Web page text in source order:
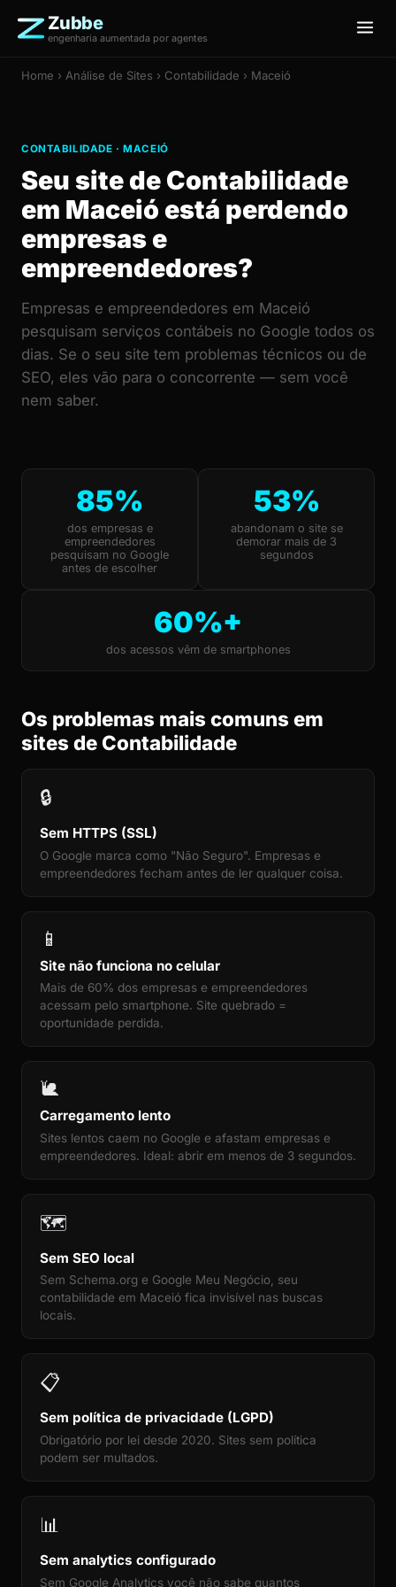
Zubbe
engenharia aumentada por agentes
Home › Análise de Sites › Contabilidade › Maceió
CONTABILIDADE · MACEIÓ
Seu site de Contabilidade
em Maceió está perdendo
empresas e
empreendedores?
Empresas e empreendedores em Maceió
pesquisam serviços contábeis no Google todos os
dias. Se o seu site tem problemas técnicos ou de
SEO, eles vão para o concorrente — sem você
nem saber.
85%
dos empresas e
empreendedores
pesquisam no Google
antes de escolher
53%
abandonam o site se
demorar mais de 3
segundos
60%+
dos acessos vêm de smartphones
Os problemas mais comuns em
sites de Contabilidade
🔒
Sem HTTPS (SSL)
O Google marca como "Não Seguro". Empresas e
empreendedores fecham antes de ler qualquer coisa.
📱
Site não funciona no celular
Mais de 60% dos empresas e empreendedores
acessam pelo smartphone. Site quebrado =
oportunidade perdida.
🐌
Carregamento lento
Sites lentos caem no Google e afastam empresas e
empreendedores. Ideal: abrir em menos de 3 segundos.
🗺️
Sem SEO local
Sem Schema.org e Google Meu Negócio, seu
contabilidade em Maceió fica invisível nas buscas
locais.
📋
Sem política de privacidade (LGPD)
Obrigatório por lei desde 2020. Sites sem política
podem ser multados.
📊
Sem analytics configurado
Sem Google Analytics você não sabe quantos